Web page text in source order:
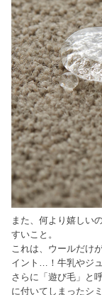
また、何より嬉しい
すいこと。
これは、ウールだけ
イント…！牛乳やジ
さらに「遊び毛」と
に付いてしまったシ